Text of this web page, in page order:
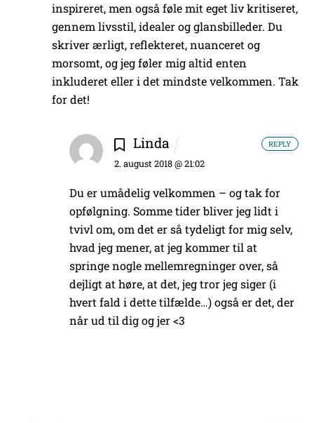
inspireret, men også føle mit eget liv kritiseret,
gennem livsstil, idealer og glansbilleder. Du
skriver ærligt, reflekteret, nuanceret og
morsomt, og jeg føler mig altid enten
inkluderet eller i det mindste velkommen. Tak
for det!
Linda
2. august 2018 @ 21:02
Du er umådelig velkommen – og tak for
opfølgning. Somme tider bliver jeg lidt i
tvivl om, om det er så tydeligt for mig selv,
hvad jeg mener, at jeg kommer til at
springe nogle mellemregninger over, så
dejligt at høre, at det, jeg tror jeg siger (i
hvert fald i dette tilfælde…) også er det, der
når ud til dig og jer <3
REPLY